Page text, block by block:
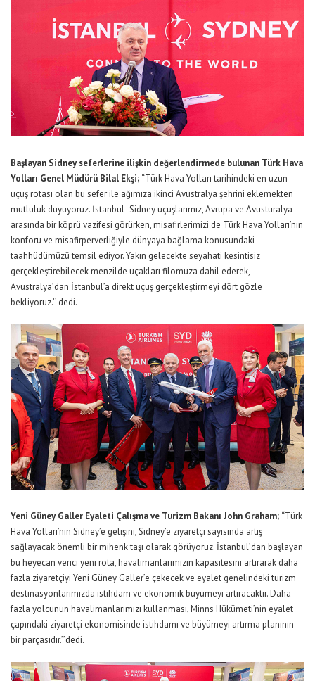
Başlayan Sidney seferlerine ilişkin değerlendirmede bulunan Türk Hava
Yolları Genel Müdürü Bilal Ekşi; “Türk Hava Yolları tarihindeki en uzun
uçuş rotası olan bu sefer ile ağımıza ikinci Avustralya şehrini eklemekten
mutluluk duyuyoruz. İstanbul- Sidney uçuşlarımız, Avrupa ve Avusturalya
arasında bir köprü vazifesi görürken, misafirlerimizi de Türk Hava Yolları’nın
konforu ve misafirperverliğiyle dünyaya bağlama konusundaki
taahhüdümüzü temsil ediyor. Yakın gelecekte seyahati kesintisiz
gerçekleştirebilecek menzilde uçakları filomuza dahil ederek,
Avustralya’dan İstanbul’a direkt uçuş gerçekleştirmeyi dört gözle
bekliyoruz.’’ dedi.
Yeni Güney Galler Eyaleti Çalışma ve Turizm Bakanı John Graham; “Türk
Hava Yolları’nın Sidney’e gelişini, Sidney’e ziyaretçi sayısında artış
sağlayacak önemli bir mihenk taşı olarak görüyoruz. İstanbul’dan başlayan
bu heyecan verici yeni rota, havalimanlarımızın kapasitesini artırarak daha
fazla ziyaretçiyi Yeni Güney Galler’e çekecek ve eyalet genelindeki turizm
destinasyonlarımızda istihdam ve ekonomik büyümeyi artıracaktır. Daha
fazla yolcunun havalimanlarımızı kullanması, Minns Hükümeti’nin eyalet
çapındaki ziyaretçi ekonomisinde istihdamı ve büyümeyi artırma planının
bir parçasıdır.’’dedi.